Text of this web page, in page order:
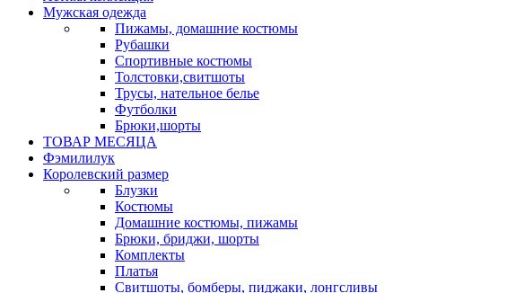
Мужская одежда
Пижамы, домашние костюмы
Рубашки
Спортивные костюмы
Толстовки,свитшоты
Трусы, нательное белье
Футболки
Брюки,шорты
ТОВАР МЕСЯЦА
Фэмилилук
Королевский размер
Блузки
Костюмы
Домашние костюмы, пижамы
Брюки, бриджи, шорты
Комплекты
Платья
Свитшоты, бомберы, пиджаки, лонгсливы